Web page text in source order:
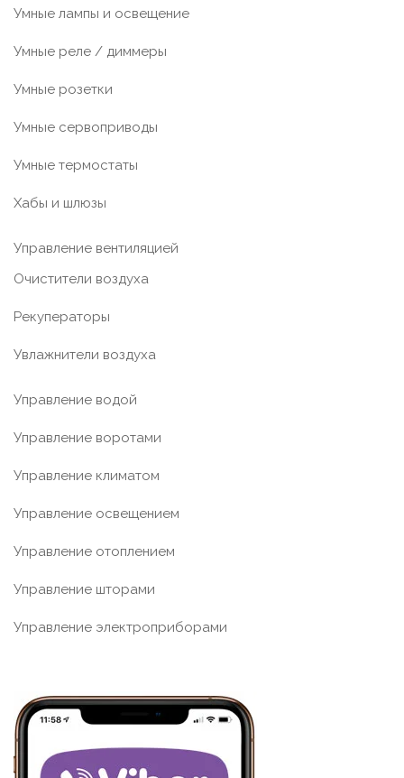
Умные лампы и освещение
Умные реле / диммеры
Умные розетки
Умные сервоприводы
Умные термостаты
Хабы и шлюзы
Управление вентиляцией
Очистители воздуха
Рекуператоры
Увлажнители воздуха
Управление водой
Управление воротами
Управление климатом
Управление освещением
Управление отоплением
Управление шторами
Управление электроприборами